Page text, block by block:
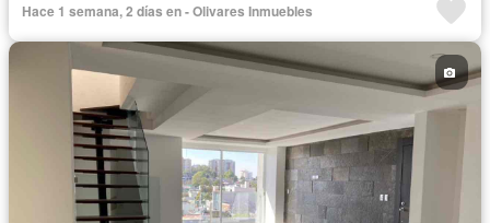
Zona infantil
Acceso para personas con discapacidad
Bodega
Aire acondicionado
Azotea
Cuarto de Limpieza
Cancha de tenis
Asador
Zonas verdes
Despacho
Recámara con closet
Caseta de vigilancia
Vista panorámica Sin amueblar
Hace 1 semana, 2 días en - Olivares Inmuebles